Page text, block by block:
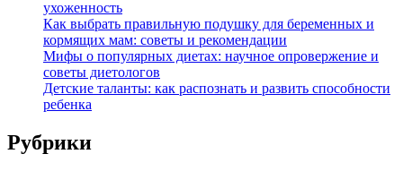
ухоженность
Как выбрать правильную подушку для беременных и
кормящих мам: советы и рекомендации
Мифы о популярных диетах: научное опровержение и
советы диетологов
Детские таланты: как распознать и развить способности
ребенка
Рубрики